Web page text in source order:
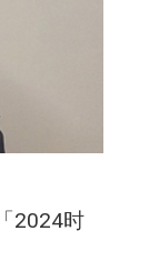
2024时